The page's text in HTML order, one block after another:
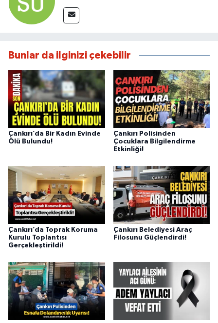
Bunlar da ilginizi çekebilir
Çankırı’da Bir Kadın Evinde
Ölü Bulundu!
Çankırı Polisinden
Çocuklara Bilgilendirme
Etkinliği!
Çankırı’da Toprak Koruma
Kurulu Toplantısı
Gerçekleştirildi!
Çankırı Belediyesi Araç
Filosunu Güçlendirdi!